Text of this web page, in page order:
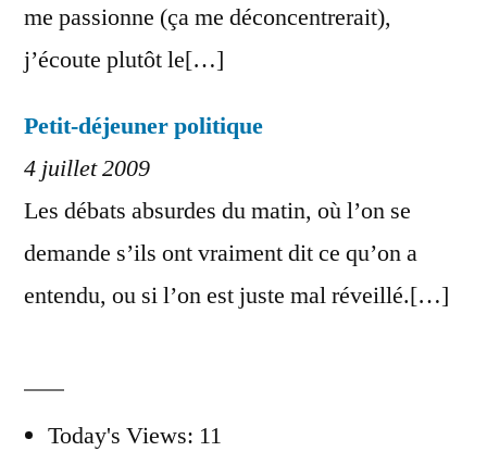
me passionne (ça me déconcentrerait),
j’écoute plutôt le[…]
Petit-déjeuner politique
4 juillet 2009
Les débats absurdes du matin, où l’on se
demande s’ils ont vraiment dit ce qu’on a
entendu, ou si l’on est juste mal réveillé.[…]
Today's Views: 11